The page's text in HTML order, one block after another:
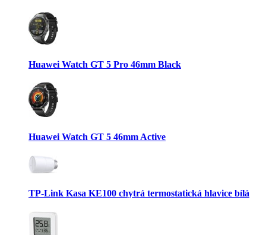
Huawei Watch GT 5 Pro 46mm Black
Huawei Watch GT 5 46mm Active
TP-Link Kasa KE100 chytrá termostatická hlavice bílá